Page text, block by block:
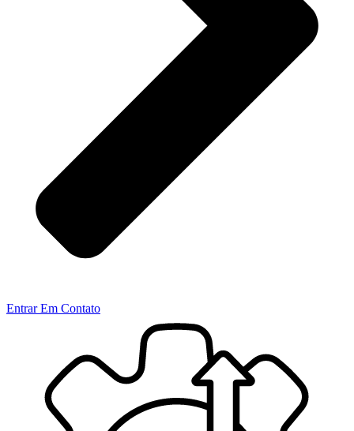
Entrar Em Contato